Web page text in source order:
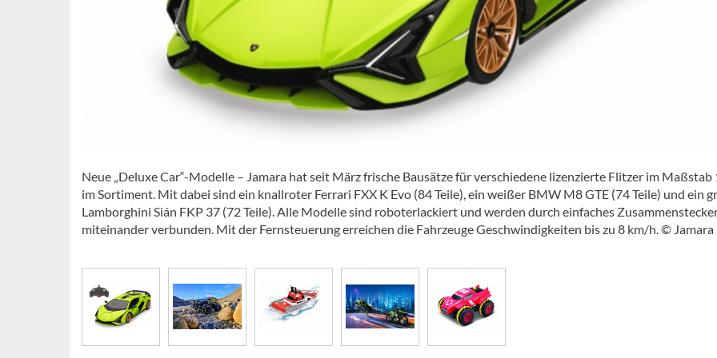
Neue „Deluxe Car“-Modelle – Jamara hat seit März frische Bausätze für verschiedene lizenzierte Flitzer im Maßstab
im Sortiment. Mit dabei sind ein knallroter Ferrari FXX K Evo (84 Teile), ein weißer BMW M8 GTE (74 Teile) und ein
Lamborghini Sián FKP 37 (72 Teile). Alle Modelle sind roboterlackiert und werden durch einfaches
miteinander verbunden. Mit der Fernsteuerung erreichen die Fahrzeuge Geschwindigkeiten bis zu 8 km/h. © Jamara